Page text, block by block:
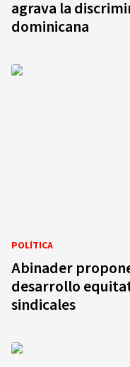
agrava la
dominicana
POLÍTICA
Abinader
desarrollo
sindicales